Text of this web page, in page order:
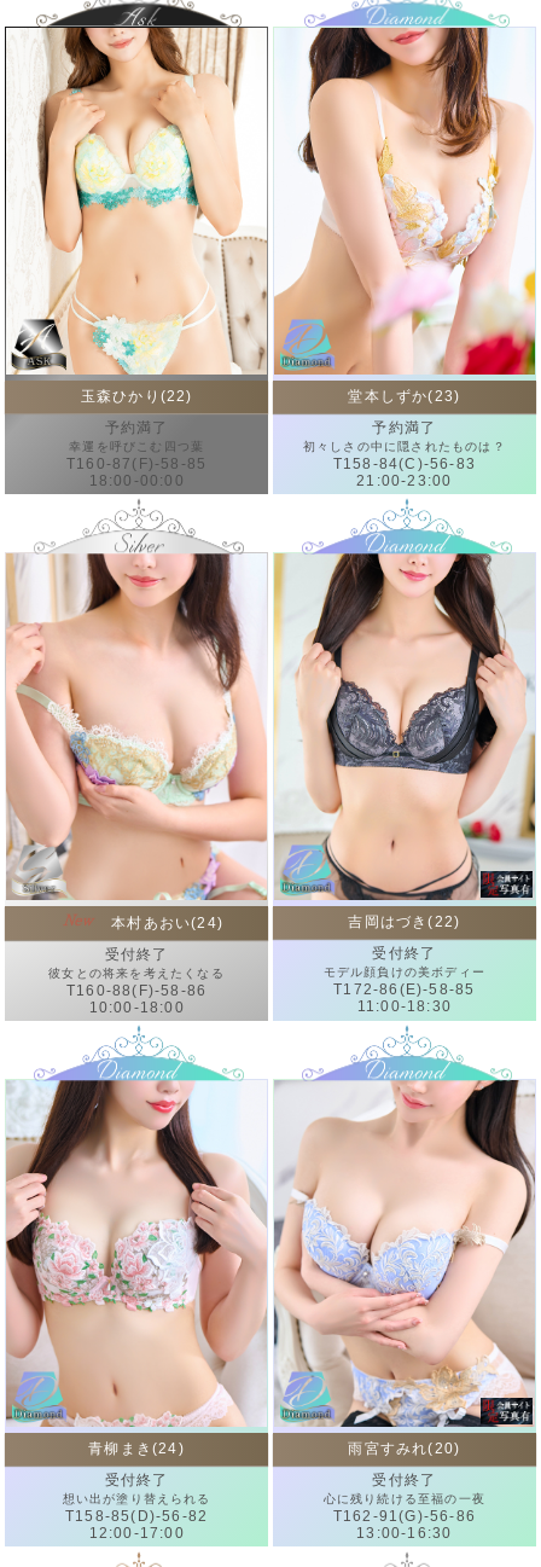
玉森ひかり(22)
予約満了
幸運を呼びこむ四つ葉
T160-87(F)-58-85
18:00-00:00
堂本しずか(23)
予約満了
初々しさの中に隠されたものは？
T158-84(C)-56-83
21:00-23:00
本村あおい(24)
受付終了
彼女との将来を考えたくなる
T160-88(F)-58-86
10:00-18:00
吉岡はづき(22)
受付終了
モデル顔負けの美ボディー
T172-86(E)-58-85
11:00-18:30
青柳まき(24)
受付終了
想い出が塗り替えられる
T158-85(D)-56-82
12:00-17:00
雨宮すみれ(20)
受付終了
心に残り続ける至福の一夜
T162-91(G)-56-86
13:00-16:30